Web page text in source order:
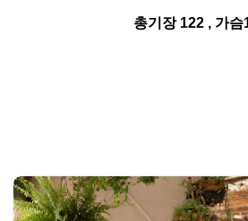
총기장 122 , 가슴